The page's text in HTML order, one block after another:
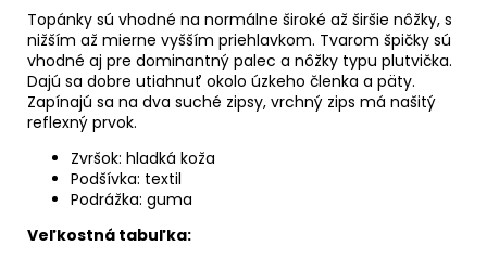
Topánky sú vhodné na normálne široké až širšie nôžky, s
nižším až mierne vyšším priehlavkom. Tvarom špičky sú
vhodné aj pre dominantný palec a nôžky typu plutvička.
Dajú sa dobre utiahnuť okolo úzkeho členka a päty.
Zapínajú sa na dva suché zipsy, vrchný zips má našitý
reflexný prvok.
Zvršok: hladká koža
Podšívka: textil
Podrážka: guma
Veľkostná tabuľka: